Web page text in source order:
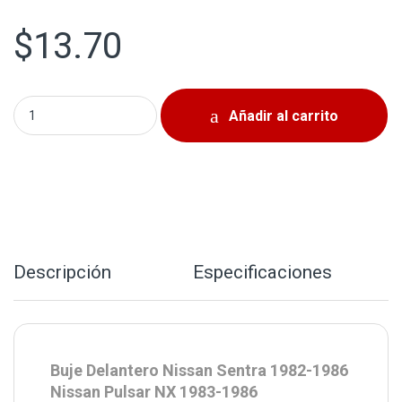
$13.70
Buje Delantero Nissan Sentra 1982-1986 Nissan Pulsar
Añadir al carrito
Descripción Especificaciones
Buje Delantero Nissan Sentra 1982-1986
Nissan Pulsar NX 1983-1986